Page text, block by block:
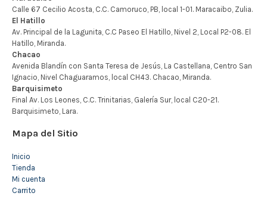
Mapa del Sitio
Inicio
Tienda
Mi cuenta
Carrito